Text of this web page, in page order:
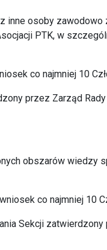
inne osoby
PTK, w
co najmniej 10
przez Zarząd
obszarów wiedzy
co najmniej 10
Sekcji